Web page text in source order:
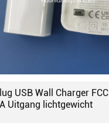
USB Wall Charger FCC
Uitgang lichtgewicht